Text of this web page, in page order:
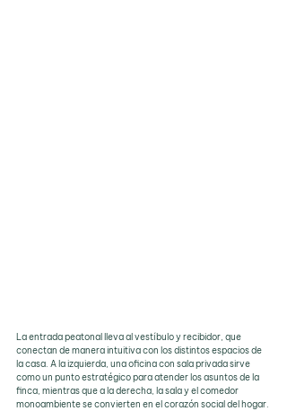
La entrada peatonal lleva al vestíbulo y recibidor, que
conectan de manera intuitiva con los distintos espacios de
la casa. A la izquierda, una oficina con sala privada sirve
como un punto estratégico para atender los asuntos de la
finca, mientras que a la derecha, la sala y el comedor
monoambiente se convierten en el corazón social del hogar.